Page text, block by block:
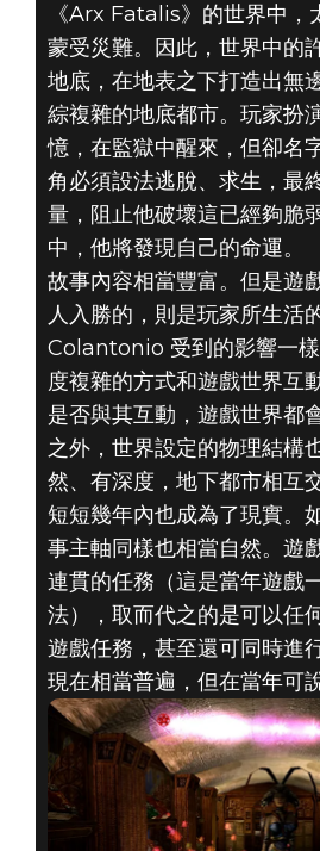
《Arx Fatalis》的世界中，
蒙受災難。因此，世界中的
地底，在地表之下打造出無
綜複雜的地底都市。玩家扮
憶，在監獄中醒來，但卻名
角必須設法逃脫、求生，最
量，阻止他破壞這已經夠脆
中，他將發現自己的命運。
故事內容相當豐富。但是遊
人入勝的，則是玩家所生活
Colantonio 受到的影響一
度複雜的方式和遊戲世界互
是否與其互動，遊戲世界都
之外，世界設定的物理結構
然、有深度，地下都市相互
短短幾年內也成為了現實。
事主軸同樣也相當自然。遊
連貫的任務（這是當年遊戲
法），取而代之的是可以任
遊戲任務，甚至還可同時進
現在相當普遍，但在當年可